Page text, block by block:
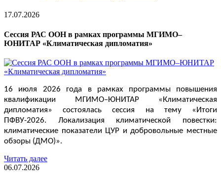
17.07.2026
Сессия РАС ООН в рамках программы МГИМО–
ЮНИТАР «Климатическая дипломатия»
16 июля 2026 года в рамках программы повышения
квалификации МГИМО–ЮНИТАР «Климатическая
дипломатия» состоялась сессия на тему «Итоги
ПФВУ-2026. Локализация климатической повестки:
климатические показатели ЦУР и добровольные местные
обзоры (ДМО)».
Читать далее
06.07.2026